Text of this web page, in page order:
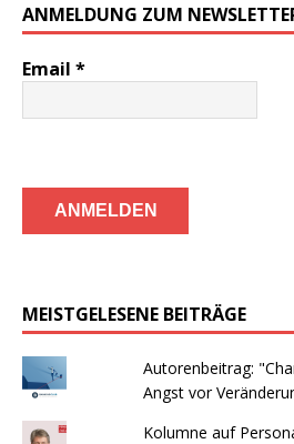
ANMELDUNG ZUM
Email *
MEISTGELESENE BEITRÄGE
Autorenbeitrag:
Angst vor
Kolumne auf